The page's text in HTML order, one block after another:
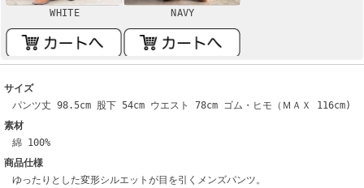
WHITE NAVY
サイズ
パンツ丈 98.5cm 股下 54cm ウエスト 78cm ゴム・ヒモ（ＭＡＸ 116cm)
素材
綿 100%
商品仕様
ゆったりとした変形シルエットが目を引くメンズパンツ。